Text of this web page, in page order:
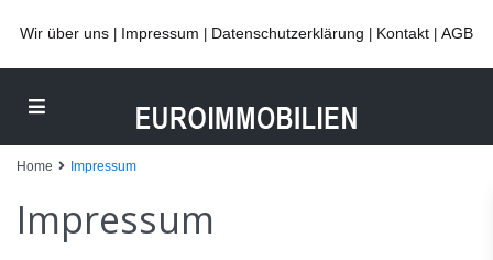
Wir über uns Impressum Datenschutzerklärung Kontakt AGB
Home Impressum
Impressum